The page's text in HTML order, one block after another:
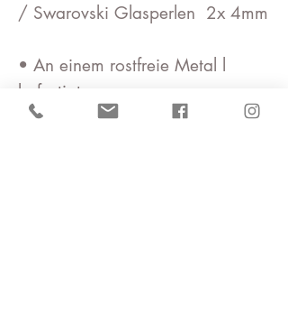
/ Swarovski Glasperlen 2x 4mm
• An einem rostfreie Metal l
befestigt
• Der Geometrisch ist